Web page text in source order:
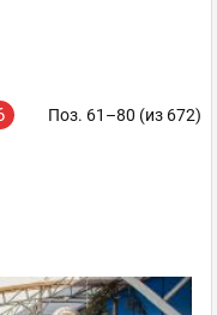
Поз. 61–80 (из 672)